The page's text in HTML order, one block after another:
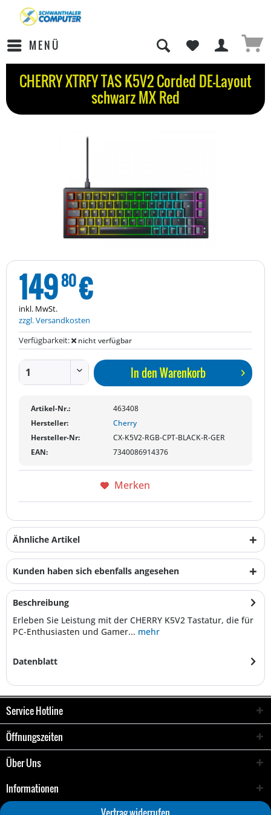
MENÜ
CHERRY XTRFY TAS K5V2 Corded DE-Layout
schwarz MX Red
14980€
inkl. MwSt.
zzgl. Versandkosten
Verfügbarkeit:
nicht verfügbar
In denWarenkorb
Artikel-Nr.:
463408
Hersteller:
Cherry
Hersteller-Nr:
CX-K5V2-RGB-CPT-BLACK-R-GER
EAN:
7340086914376
Merken
Ähnliche Artikel
Kunden haben sich ebenfalls angesehen
Beschreibung
Erleben Sie Leistung mit der CHERRY K5V2 Tastatur, die für
PC-Enthusiasten und Gamer... mehr
Datenblatt
Service Hotline
Öffnungszeiten
Über Uns
Informationen